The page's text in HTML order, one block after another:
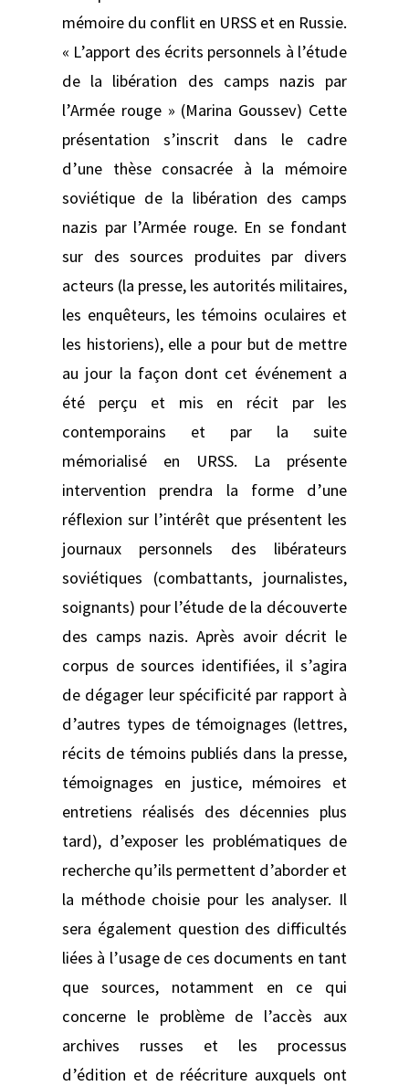
mémoire du conflit en URSS et en Russie.
« L’apport des écrits personnels à l’étude
de la libération des camps nazis par
l’Armée rouge » (Marina Goussev) Cette
présentation s’inscrit dans le cadre
d’une thèse consacrée à la mémoire
soviétique de la libération des camps
nazis par l’Armée rouge. En se fondant
sur des sources produites par divers
acteurs (la presse, les autorités militaires,
les enquêteurs, les témoins oculaires et
les historiens), elle a pour but de mettre
au jour la façon dont cet événement a
été perçu et mis en récit par les
contemporains et par la suite
mémorialisé en URSS. La présente
intervention prendra la forme d’une
réflexion sur l’intérêt que présentent les
journaux personnels des libérateurs
soviétiques (combattants, journalistes,
soignants) pour l’étude de la découverte
des camps nazis. Après avoir décrit le
corpus de sources identifiées, il s’agira
de dégager leur spécificité par rapport à
d’autres types de témoignages (lettres,
récits de témoins publiés dans la presse,
témoignages en justice, mémoires et
entretiens réalisés des décennies plus
tard), d’exposer les problématiques de
recherche qu’ils permettent d’aborder et
la méthode choisie pour les analyser. Il
sera également question des difficultés
liées à l’usage de ces documents en tant
que sources, notamment en ce qui
concerne le problème de l’accès aux
archives russes et les processus
d’édition et de réécriture auxquels ont